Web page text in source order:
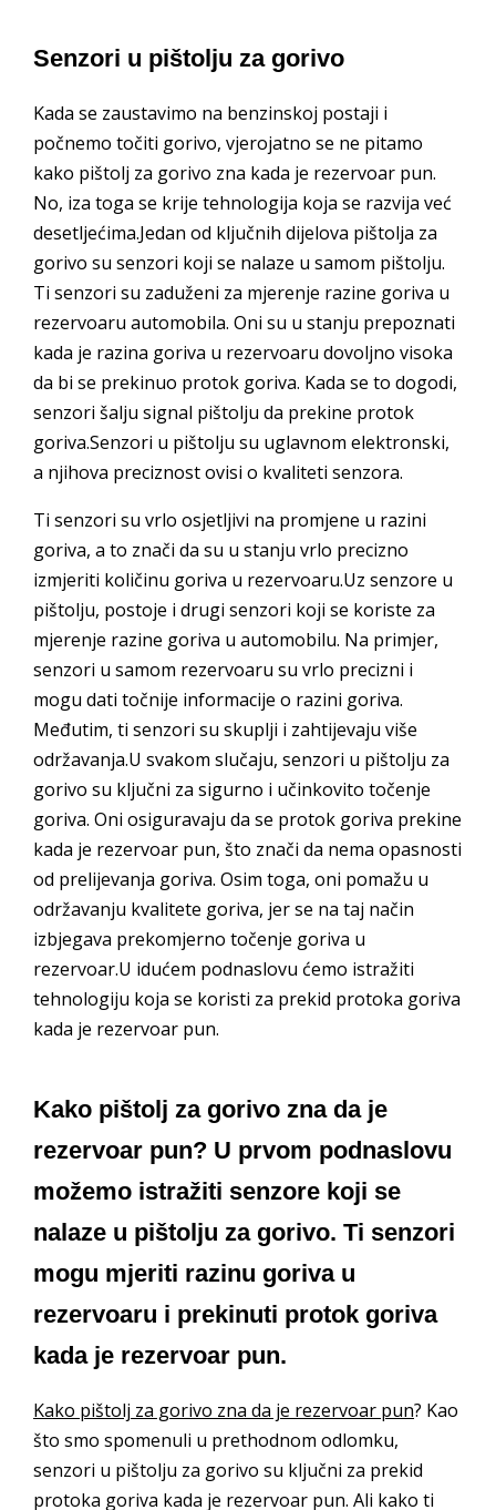
Senzori u pištolju za gorivo
Kada se zaustavimo na benzinskoj postaji i
počnemo točiti gorivo, vjerojatno se ne pitamo
kako pištolj za gorivo zna kada je rezervoar pun.
No, iza toga se krije tehnologija koja se razvija već
desetljećima.Jedan od ključnih dijelova pištolja za
gorivo su senzori koji se nalaze u samom pištolju.
Ti senzori su zaduženi za mjerenje razine goriva u
rezervoaru automobila. Oni su u stanju prepoznati
kada je razina goriva u rezervoaru dovoljno visoka
da bi se prekinuo protok goriva. Kada se to dogodi,
senzori šalju signal pištolju da prekine protok
goriva.Senzori u pištolju su uglavnom elektronski,
a njihova preciznost ovisi o kvaliteti senzora.
Ti senzori su vrlo osjetljivi na promjene u razini
goriva, a to znači da su u stanju vrlo precizno
izmjeriti količinu goriva u rezervoaru.Uz senzore u
pištolju, postoje i drugi senzori koji se koriste za
mjerenje razine goriva u automobilu. Na primjer,
senzori u samom rezervoaru su vrlo precizni i
mogu dati točnije informacije o razini goriva.
Međutim, ti senzori su skuplji i zahtijevaju više
održavanja.U svakom slučaju, senzori u pištolju za
gorivo su ključni za sigurno i učinkovito točenje
goriva. Oni osiguravaju da se protok goriva prekine
kada je rezervoar pun, što znači da nema opasnosti
od prelijevanja goriva. Osim toga, oni pomažu u
održavanju kvalitete goriva, jer se na taj način
izbjegava prekomjerno točenje goriva u
rezervoar.U idućem podnaslovu ćemo istražiti
tehnologiju koja se koristi za prekid protoka goriva
kada je rezervoar pun.
Kako pištolj za gorivo zna da je
rezervoar pun? U prvom podnaslovu
možemo istražiti senzore koji se
nalaze u pištolju za gorivo. Ti senzori
mogu mjeriti razinu goriva u
rezervoaru i prekinuti protok goriva
kada je rezervoar pun.
Kako pištolj za gorivo zna da je rezervoar pun? Kao
što smo spomenuli u prethodnom odlomku,
senzori u pištolju za gorivo su ključni za prekid
protoka goriva kada je rezervoar pun. Ali kako ti